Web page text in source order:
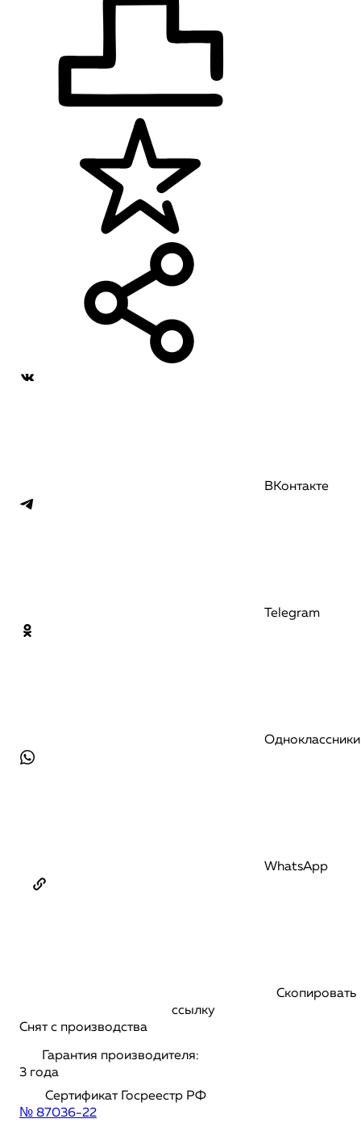
ВКонтакте
Telegram
Одноклассники
WhatsApp
Скопировать
ссылку
Снят с производства
Гарантия производителя:
3 года
Сертификат Госреестр РФ
№ 87036-22